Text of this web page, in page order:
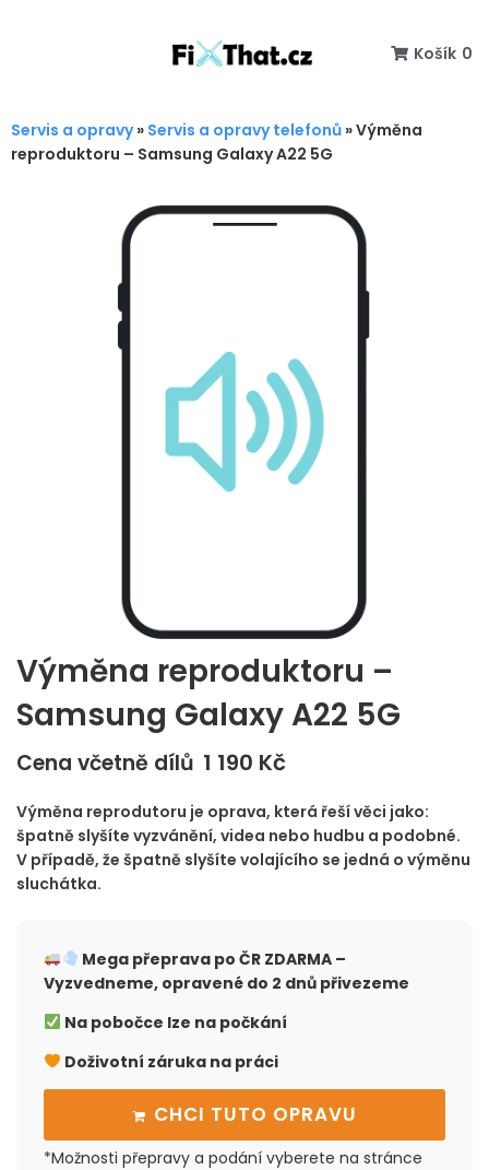
Košík 0
Servis a opravy» Servis a opravy telefonů »Výměna
reproduktoru – Samsung Galaxy A22 5G
Výměna reproduktoru –
Samsung Galaxy A22 5G
Cena včetně dílů 1 190 Kč
Výměna reprodutoru je oprava, která řeší věci jako:
špatně slyšíte vyzvánění, videa nebo hudbu a podobné.
V případě, že špatně slyšíte volajícího se jedná o výměnu
sluchátka.
Mega přeprava po ČRZDARMA –
Vyzvedneme, opravené do 2 dnů přivezeme
Na pobočce lze na počkání
Doživotní záruka na práci
CHCI TUTO OPRAVU
*Možnosti přepravy a podání vyberete na stránce